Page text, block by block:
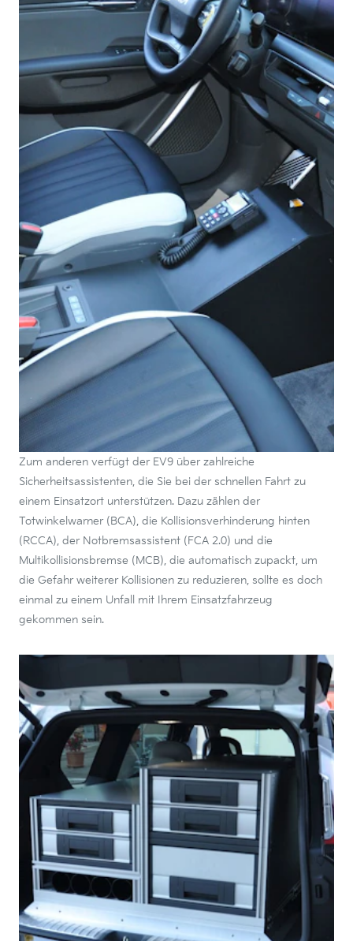
Zum anderen verfügt der EV9 über zahlreiche
Sicherheitsassistenten, die Sie bei der schnellen Fahrt zu
einem Einsatzort unterstützen. Dazu zählen der
Totwinkelwarner (BCA), die Kollisionsverhinderung hinten
(RCCA), der Notbremsassistent (FCA 2.0) und die
Multikollisionsbremse (MCB), die automatisch zupackt, um
die Gefahr weiterer Kollisionen zu reduzieren, sollte es doch
einmal zu einem Unfall mit Ihrem Einsatzfahrzeug
gekommen sein.